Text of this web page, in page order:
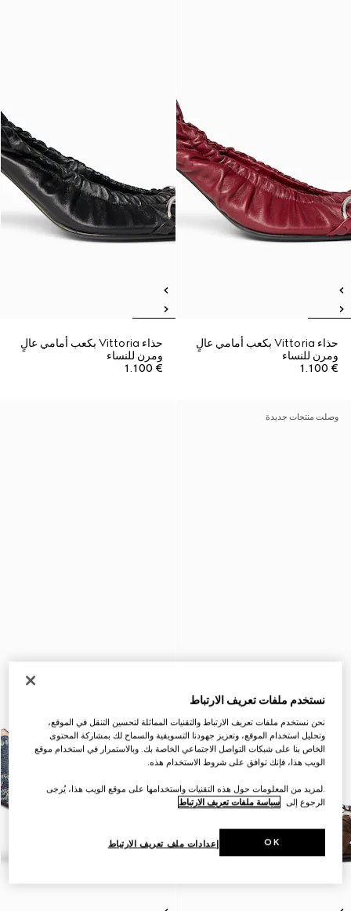
حذاء Vittoria بكعب أمامي عالٍ
ومرن للنساء
€ 1.100
حذاء Vittoria بكعب أمامي عالٍ
ومرن للنساء
€ 1.100
وصلت منتجات جديدة
نستخدم ملفات تعريف الارتباط
نحن نستخدم ملفات تعريف الارتباط والتقنيات المماثلة لتحسين التنقل في الموقع،
وتحليل استخدام الموقع، وتعزيز جهودنا التسويقية والسماح لك بمشاركة المحتوى
الخاص بنا على شبكات التواصل الاجتماعي الخاصة بك. وبالاستمرار في استخدام موقع
الويب هذا، فإنك توافق على شروط الاستخدام هذه.
.لمزيد من المعلومات حول هذه التقنيات واستخدامها على موقع الويب هذا، يُرجى
الرجوع إلى سياسة ملفات تعريف الارتباط
إعدادات ملف تعريف الارتباط OK